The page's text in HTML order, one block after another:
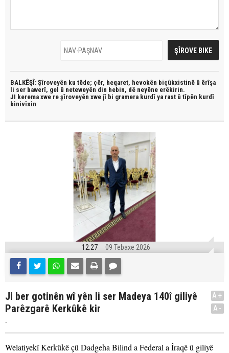
BALKÊŞÎ: Şîroveyên ku têde; çêr, heqaret, hevokên biçûkxistinê û êrîşa
li ser bawerî, gel û neteweyên din hebin, dê neyêne erêkirin.
JI kerema xwe re şîroveyên xwe jî bi gramera kurdî ya rast û tîpên kurdî
binivîsin
12:27 09 Tebaxe 2026
Ji ber gotinên wî yên li ser Madeya 140î giliyê
Parêzgarê Kerkûkê kir
.
A+
A-
Welatiyekî Kerkûkê çû Dadgeha Bilind a Federal a Îraqê û giliyê